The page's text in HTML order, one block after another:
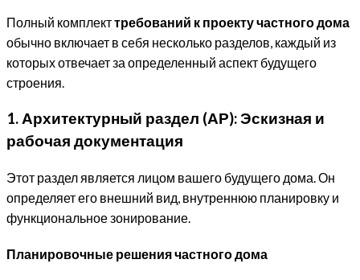
Полный комплекттребований к проекту частного дома
обычно включает в себя несколько разделов, каждый из
которых отвечает за определенный аспект будущего
строения.
1. Архитектурный раздел (АР): Эскизная и
рабочая документация
Этот раздел является лицом вашего будущего дома. Он
определяет его внешний вид, внутреннюю планировку и
функциональное зонирование.
Планировочные решения частного дома